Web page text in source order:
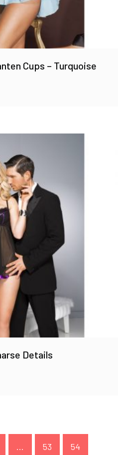
Cups – Turquoise
Details
… 53 54